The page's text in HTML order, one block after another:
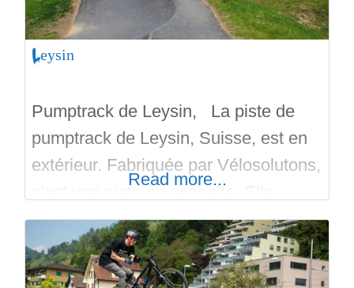
Leysin
Pumptrack de Leysin, La piste de
pumptrack de Leysin, Suisse, est en
extérieur. Fabriquée par Vélosolutons,
c’est une piste en asphalte. Elle
convient aux débutants et aux pros. Il
y a aussi des jeux au sein de ce
centre sportif vaudois. Créé en 2021,
Read more...